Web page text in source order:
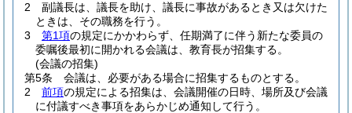
2
副議長は、議長を助け、議長に事故があるとき又は欠けた
ときは、その職務を行う。
3
第1項の規定にかかわらず、任期満了に伴う新たな委員の
委嘱後最初に開かれる会議は、教育長が招集する。
(会議の招集)
第5条
会議は、必要がある場合に招集するものとする。
2
前項の規定による招集は、会議開催の日時、場所及び会議
に付議すべき事項をあらかじめ通知して行う。